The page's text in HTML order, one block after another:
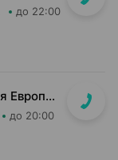
до 22:00
ул. Щемелева, д. 18 (квартал Западная Европа, д. Амстердам)
до 20:00